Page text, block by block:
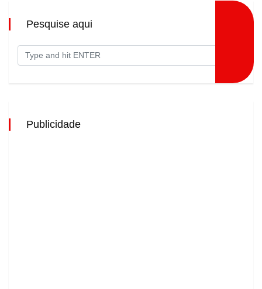
Pesquise aqui
Publicidade